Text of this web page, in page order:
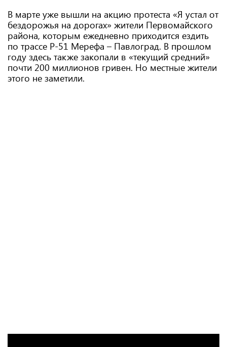
В марте уже вышли на акцию протеста «Я устал от
бездорожья на дорогах» жители Первомайского
района, которым ежедневно приходится ездить
по трассе Р-51 Мерефа – Павлоград. В прошлом
году здесь также закопали в «текущий средний»
почти 200 миллионов гривен. Но местные жители
этого не заметили.